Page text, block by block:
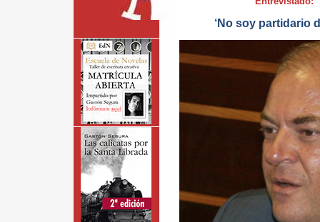
‘No soy partidario